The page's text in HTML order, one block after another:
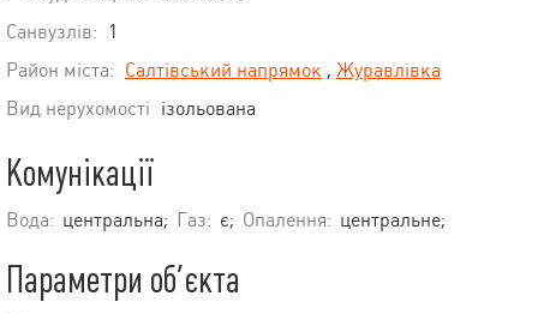
Санвузлів:
1
Район міста: Салтівський напрямок , Журавлівка
Вид нерухомості ізольована
Комунікації
Вода: центральна; Газ: є; Опалення: центральне;
Параметри об’єкта